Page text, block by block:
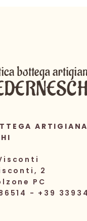
ARTIGIANA
2
PC
- +39